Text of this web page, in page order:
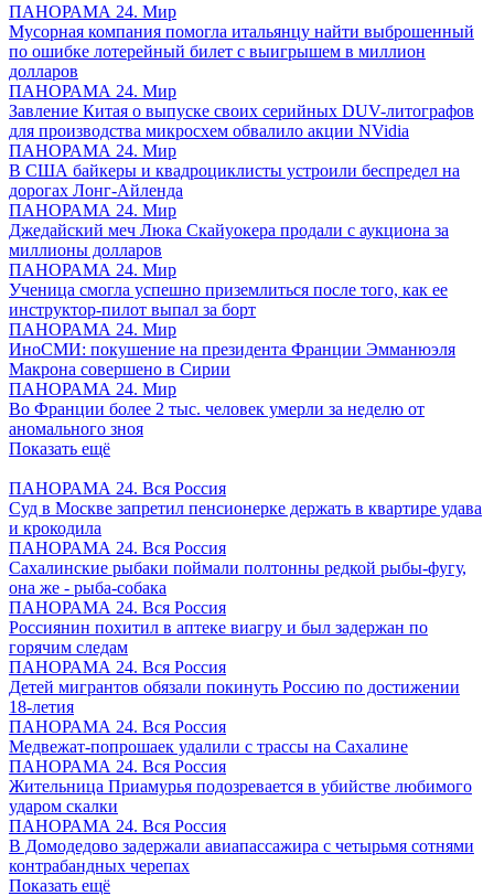
ПАНОРАМА 24. Мир
Мусорная компания помогла итальянцу найти выброшенный
по ошибке лотерейный билет с выигрышем в миллион
долларов
ПАНОРАМА 24. Мир
Завление Китая о выпуске своих серийных DUV-литографов
для производства микросхем обвалило акции NVidia
ПАНОРАМА 24. Мир
В США байкеры и квадроциклисты устроили беспредел на
дорогах Лонг-Айленда
ПАНОРАМА 24. Мир
Джедайский меч Люка Скайуокера продали с аукциона за
миллионы долларов
ПАНОРАМА 24. Мир
Ученица смогла успешно приземлиться после того, как ее
инструктор-пилот выпал за борт
ПАНОРАМА 24. Мир
ИноСМИ: покушение на президента Франции Эмманюэля
Макрона совершено в Сирии
ПАНОРАМА 24. Мир
Во Франции более 2 тыс. человек умерли за неделю от
аномального зноя
Показать ещё
ПАНОРАМА 24. Вся Россия
Суд в Москве запретил пенсионерке держать в квартире удава
и крокодила
ПАНОРАМА 24. Вся Россия
Сахалинские рыбаки поймали полтонны редкой рыбы-фугу,
она же - рыба-собака
ПАНОРАМА 24. Вся Россия
Россиянин похитил в аптеке виагру и был задержан по
горячим следам
ПАНОРАМА 24. Вся Россия
Детей мигрантов обязали покинуть Россию по достижении
18-летия
ПАНОРАМА 24. Вся Россия
Медвежат-попрошаек удалили с трассы на Сахалине
ПАНОРАМА 24. Вся Россия
Жительница Приамурья подозревается в убийстве любимого
ударом скалки
ПАНОРАМА 24. Вся Россия
В Домодедово задержали авиапассажира с четырьмя сотнями
контрабандных черепах
Показать ещё